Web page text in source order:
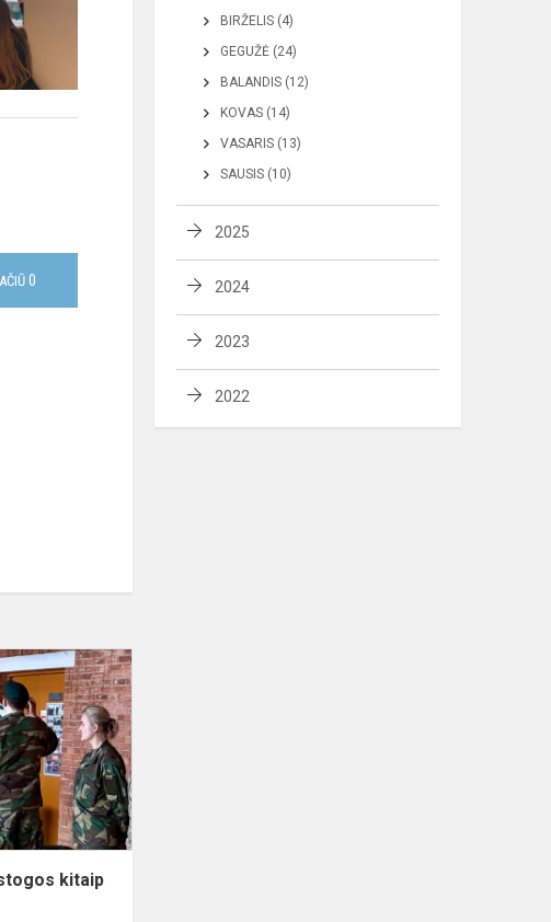
AČIŪ 0
Jaunųjų
šaulių
atostogos
kitaip
kitaip
BIRŽELIS (4)
GEGUŽĖ (24)
BALANDIS (12)
KOVAS (14)
VASARIS (13)
SAUSIS (10)
2025
2024
2023
2022